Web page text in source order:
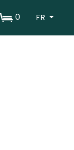
0 FR